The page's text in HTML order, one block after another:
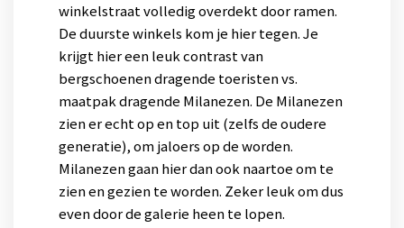
winkelstraat volledig overdekt door ramen.
De duurste winkels kom je hier tegen. Je
krijgt hier een leuk contrast van
bergschoenen dragende toeristen vs.
maatpak dragende Milanezen. De Milanezen
zien er echt op en top uit (zelfs de oudere
generatie), om jaloers op de worden.
Milanezen gaan hier dan ook naartoe om te
zien en gezien te worden. Zeker leuk om dus
even door de galerie heen te lopen.